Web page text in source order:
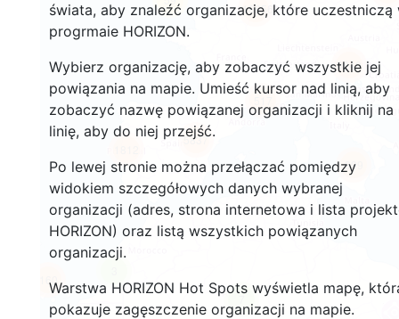
świata, aby znaleźć organizacje, które uczestniczą
progrmaie HORIZON.
Wybierz organizację, aby zobaczyć wszystkie jej
powiązania na mapie. Umieść kursor nad linią, aby
zobaczyć nazwę powiązanej organizacji i kliknij na
linię, aby do niej przejść.
Po lewej stronie można przełączać pomiędzy
widokiem szczegółowych danych wybranej
organizacji (adres, strona internetowa i lista
HORIZON) oraz listą wszystkich powiązanych
organizacji.
Warstwa HORIZON Hot Spots wyświetla mapę,
pokazuje zagęszczenie organizacji na mapie.
160
899
7
5837
18656
8940